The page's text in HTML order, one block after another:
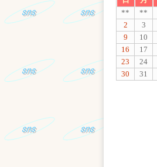
**
**
2
3
9
10
16
17
23
24
30
31